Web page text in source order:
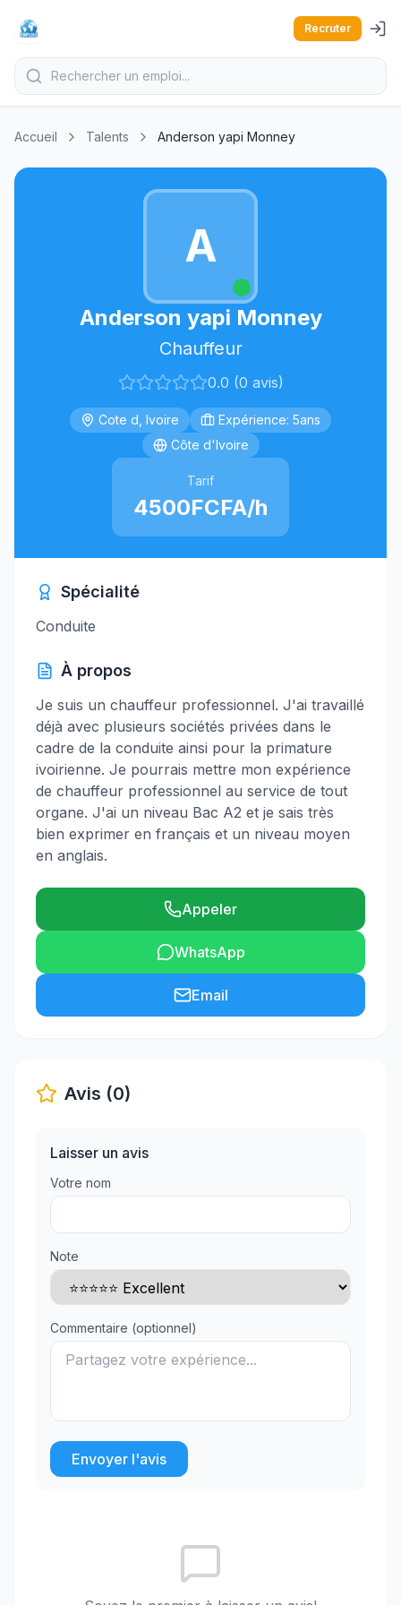
Recruter
Accueil Talents Anderson yapi Monney
A
Anderson yapi Monney
Chauffeur
0.0 (0 avis)
Cote d, Ivoire
Expérience: 5ans
Côte d'Ivoire
Tarif
4500FCFA/h
Spécialité
Conduite
À propos
Je suis un chauffeur professionnel. J'ai travaillé
déjà avec plusieurs sociétés privées dans le
cadre de la conduite ainsi pour la primature
ivoirienne. Je pourrais mettre mon expérience
de chauffeur professionnel au service de tout
organe. J'ai un niveau Bac A2 et je sais très
bien exprimer en français et un niveau moyen
en anglais.
Appeler
WhatsApp
Email
Avis (0)
Laisser un avis
Votre nom
Note
Commentaire (optionnel)
Envoyer l'avis